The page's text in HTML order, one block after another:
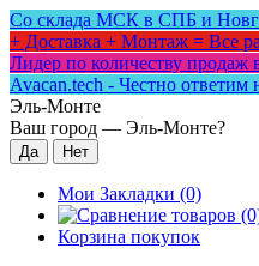
Со склада МСК в СПБ и
+ Доставка + Монтаж = Все
Лидер по количеству продаж
Avacan.tech - Честно
Эль-Монте
Ваш город — Эль-Монте?
Мои Закладки (0)
Корзина покупок